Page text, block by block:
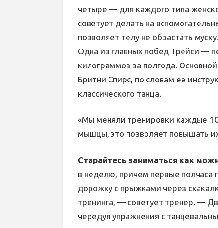
четыре — для каждого типа
советует делать на
позволяет телу не обрастать
Одна из главных побед Трейси —
килограммов за полгода.
Бритни Спирс, по словам ее
классического танца.
«Мы меняли тренировки каждые
мышцы, это позволяет повышать
Старайтесь заниматься как
в неделю, причем первые полчаса
дорожку с прыжками через
тренинга, — советует тренер. —
чередуя упражнения с